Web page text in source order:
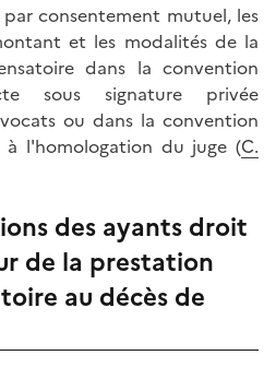
consentement mutuel, les
et les modalités de la
dans la convention
sous signature privée
ou dans la convention
l'homologation du juge (C.
des ayants droit
de la prestation
au décès de